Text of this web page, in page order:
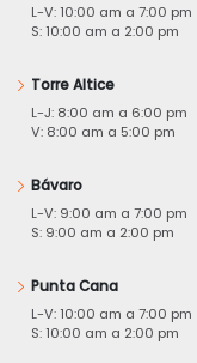
L-V: 10:00 am a 7:00 pm
S: 10:00 am a 2:00 pm
Torre Altice
L-J: 8:00 am a 6:00 pm
V: 8:00 am a 5:00 pm
Bávaro
L-V: 9:00 am a 7:00 pm
S: 9:00 am a 2:00 pm
Punta Cana
L-V: 10:00 am a 7:00 pm
S: 10:00 am a 2:00 pm